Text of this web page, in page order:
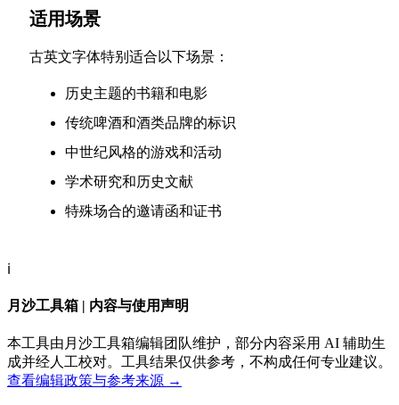
适用场景
古英文字体特别适合以下场景：
历史主题的书籍和电影
传统啤酒和酒类品牌的标识
中世纪风格的游戏和活动
学术研究和历史文献
特殊场合的邀请函和证书
ℹ️
月沙工具箱 | 内容与使用声明
本工具由月沙工具箱编辑团队维护，部分内容采用 AI 辅助生
成并经人工校对。工具结果仅供参考，不构成任何专业建议。
查看编辑政策与参考来源 →